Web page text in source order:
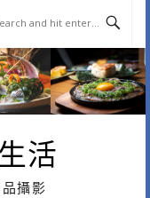
活
攝影